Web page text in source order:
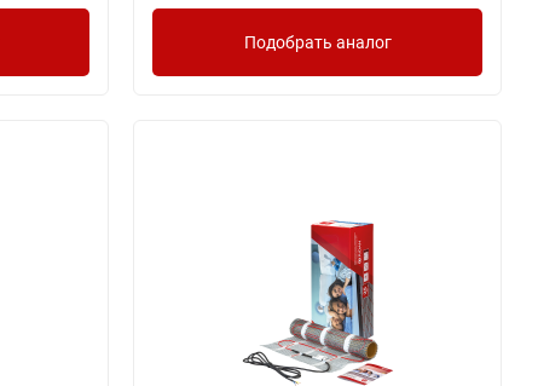
Подобрать аналог